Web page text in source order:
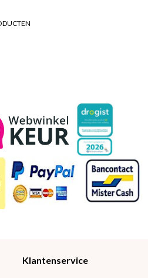
Klantenservice